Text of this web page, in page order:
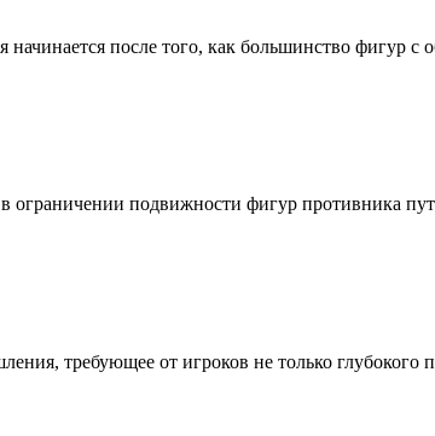
после того, как большинство фигур
ограничении подвижности фигур противника
требующее от игроков не только